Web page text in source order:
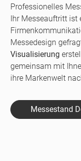
Professionelles
Ihr Messeauftritt ist
Messedesign
Visualisierung
gemeinsam mit
ihre Markenwelt
Messestand